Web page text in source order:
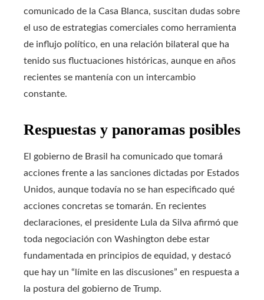
comunicado de la Casa Blanca, suscitan dudas sobre
el uso de estrategias comerciales como herramienta
de influjo político, en una relación bilateral que ha
tenido sus fluctuaciones históricas, aunque en años
recientes se mantenía con un intercambio
constante.
Respuestas y panoramas posibles
El gobierno de Brasil ha comunicado que tomará
acciones frente a las sanciones dictadas por Estados
Unidos, aunque todavía no se han especificado qué
acciones concretas se tomarán. En recientes
declaraciones, el presidente Lula da Silva afirmó que
toda negociación con Washington debe estar
fundamentada en principios de equidad, y destacó
que hay un “límite en las discusiones” en respuesta a
la postura del gobierno de Trump.